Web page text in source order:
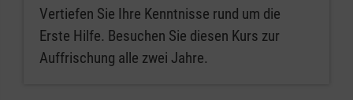
Vertiefen Sie Ihre Kenntnisse rund um die
Erste Hilfe. Besuchen Sie diesen Kurs zur
Auffrischung alle zwei Jahre.